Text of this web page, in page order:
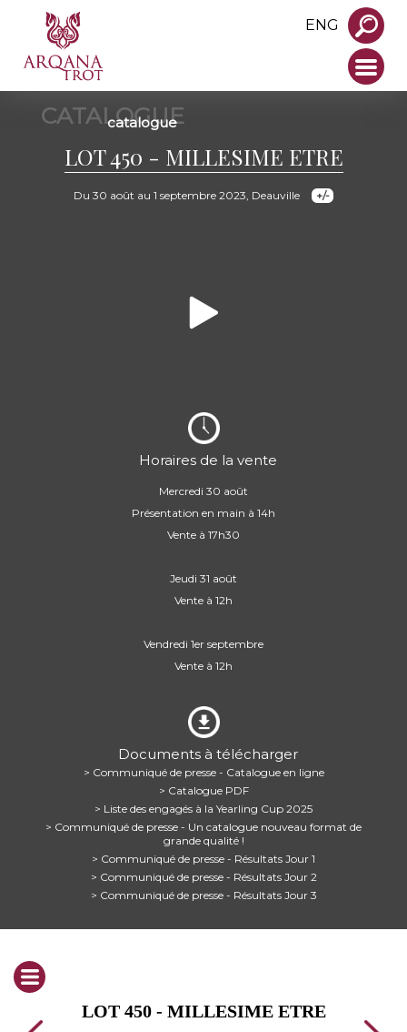
ENG
CATALOGUE
catalogue
LOT 450 - MILLESIME ETRE
Du 30 août au 1 septembre 2023, Deauville
Horaires de la vente
Mercredi 30 août
Présentation en main à 14h
Vente à 17h30
Jeudi 31 août
Vente à 12h
Vendredi 1er septembre
Vente à 12h
Documents à télécharger
> Communiqué de presse - Catalogue en ligne
> Catalogue PDF
> Liste des engagés à la Yearling Cup 2025
> Communiqué de presse - Un catalogue nouveau format de
grande qualité !
> Communiqué de presse - Résultats Jour 1
> Communiqué de presse - Résultats Jour 2
> Communiqué de presse - Résultats Jour 3
LOT 450 - MILLESIME ETRE